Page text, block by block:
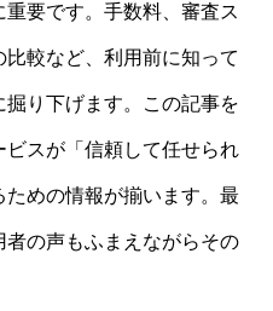
要です。手数料、審査ス
較など、利用前に知って
り下げます。この記事を
スが「信頼して任せられ
めの情報が揃います。最
の声もふまえながらその